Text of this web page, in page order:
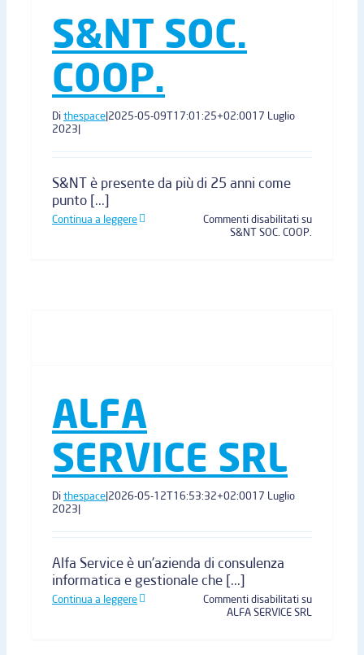
S&NT SOC.
COOP.
Dithespace|2025-05-09T17:01:25+02:0017 Luglio
2023|
S&NT è presente da più di 25 anni come
punto [...]
Continua a leggere Commenti disabilitatisu
S&NT SOC. COOP.
ALFA
SERVICE SRL
Dithespace|2026-05-12T16:53:32+02:0017 Luglio
2023|
Alfa Service è un’azienda di consulenza
informatica e gestionale che [...]
Continua a leggere Commenti disabilitatisu
ALFA SERVICE SRL